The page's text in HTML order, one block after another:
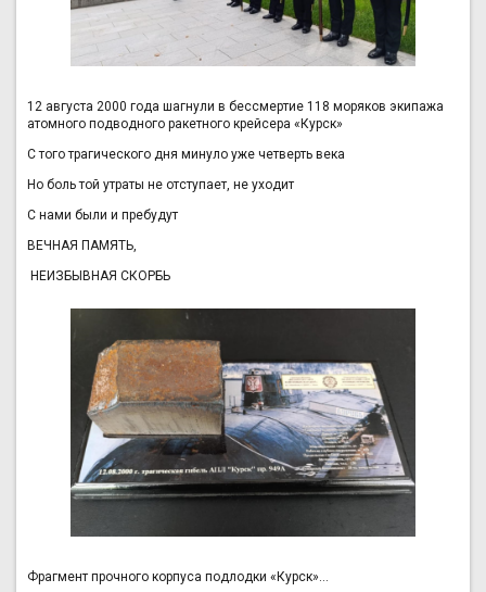
12 августа 2000 года шагнули в бессмертие 118 моряков экипажа
атомного подводного ракетного крейсера «Курск»
С того трагического дня минуло уже четверть века
Но боль той утраты не отступает, не уходит
С нами были и пребудут
ВЕЧНАЯ ПАМЯТЬ,
НЕИЗБЫВНАЯ СКОРБЬ
Фрагмент прочного корпуса подлодки «Курск»…